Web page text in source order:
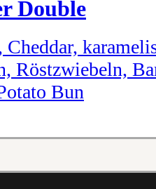
Double
Röstzwiebeln,
Bun